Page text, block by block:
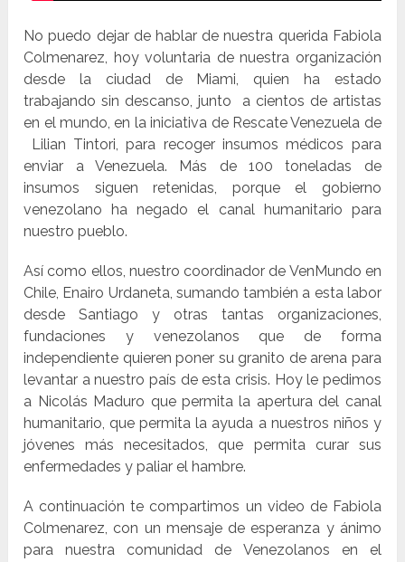
No puedo dejar de hablar de nuestra querida Fabiola
Colmenarez, hoy voluntaria de nuestra organización
desde la ciudad de Miami, quien ha estado
trabajando sin descanso, junto a cientos de artistas
en el mundo, en la iniciativa de Rescate Venezuela de
Lilian Tintori, para recoger insumos médicos para
enviar a Venezuela. Más de 100 toneladas de
insumos siguen retenidas, porque el gobierno
venezolano ha negado el canal humanitario para
nuestro pueblo.
Así como ellos, nuestro coordinador de VenMundo en
Chile, Enairo Urdaneta, sumando también a esta labor
desde Santiago y otras tantas organizaciones,
fundaciones y venezolanos que de forma
independiente quieren poner su granito de arena para
levantar a nuestro país de esta crisis. Hoy le pedimos
a Nicolás Maduro que permita la apertura del canal
humanitario, que permita la ayuda a nuestros niños y
jóvenes más necesitados, que permita curar sus
enfermedades y paliar el hambre.
A continuación te compartimos un video de Fabiola
Colmenarez, con un mensaje de esperanza y ánimo
para nuestra comunidad de Venezolanos en el